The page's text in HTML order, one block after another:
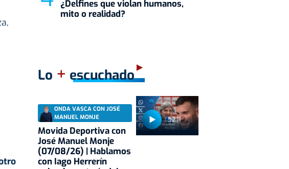
¿Delfines que violan humanos,
mito o realidad?
Lo + escuchado
52:11
ONDA VASCA CON JOSÉ
MANUEL MONJE
Movida Deportiva con
José Manuel Monje
(07/08/26) | Hablamos
con Iago Herrerín